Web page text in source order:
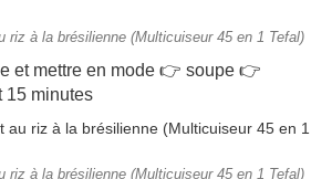
riz à la brésilienne (Multicuiseur 45 en 1 Tefal)
et mettre en mode 👉 soupe 👉
15 minutes
riz à la brésilienne (Multicuiseur 45 en 1 Tefal)